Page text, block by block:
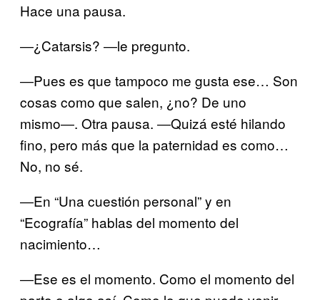
Hace una pausa.
―¿Catarsis? ―le pregunto.
―Pues es que tampoco me gusta ese… Son
cosas como que salen, ¿no? De uno
mismo―. Otra pausa. ―Quizá esté hilando
fino, pero más que la paternidad es como…
No, no sé.
―En “Una cuestión personal” y en
“Ecografía” hablas del momento del
nacimiento…
―Ese es el momento. Como el momento del